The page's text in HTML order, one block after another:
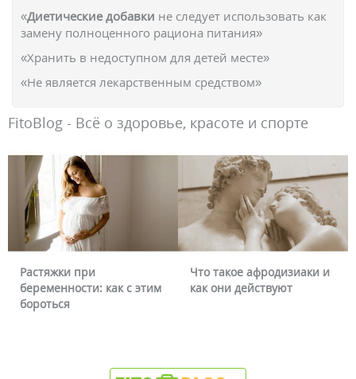
«Диетические добавки не следует использовать как
замену полноценного рациона питания»
«Хранить в недоступном для детей месте»
«Не является лекарственным средством»
FitoBlog - Всё о здоровье, красоте и спорте
Растяжки при
беременности: как с этим
бороться
Что такое афродизиаки и
как они действуют